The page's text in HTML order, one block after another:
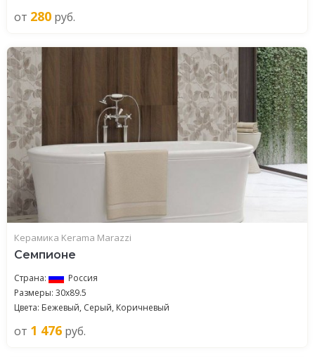
от 280 руб.
Керамика Kerama Marazzi
Семпионе
Страна:
Россия
Размеры: 30x89.5
Цвета: Бежевый, Серый, Коричневый
от 1 476 руб.